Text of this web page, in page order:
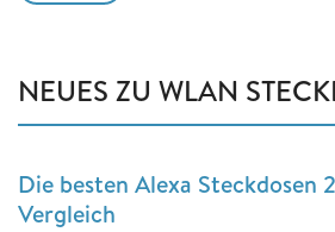
NEUES ZU WLAN
Die besten Alexa Steckdosen
Vergleich